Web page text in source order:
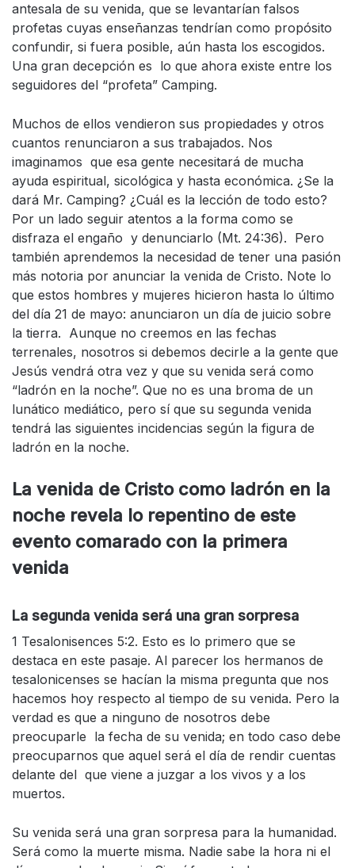
antesala de su venida, que se levantarían falsos
profetas cuyas enseñanzas tendrían como propósito
confundir, si fuera posible, aún hasta los escogidos.
Una gran decepción es lo que ahora existe entre los
seguidores del “profeta” Camping.
Muchos de ellos vendieron sus propiedades y otros
cuantos renunciaron a sus trabajados. Nos
imaginamos que esa gente necesitará de mucha
ayuda espiritual, sicológica y hasta económica. ¿Se la
dará Mr. Camping? ¿Cuál es la lección de todo esto?
Por un lado seguir atentos a la forma como se
disfraza el engaño y denunciarlo (Mt. 24:36). Pero
también aprendemos la necesidad de tener una pasión
más notoria por anunciar la venida de Cristo. Note lo
que estos hombres y mujeres hicieron hasta lo último
del día 21 de mayo: anunciaron un día de juicio sobre
la tierra. Aunque no creemos en las fechas
terrenales, nosotros si debemos decirle a la gente que
Jesús vendrá otra vez y que su venida será como
“ladrón en la noche”. Que no es una broma de un
lunático mediático, pero sí que su segunda venida
tendrá las siguientes incidencias según la figura de
ladrón en la noche.
La venida de Cristo como ladrón en la
noche revela lo repentino de este
evento comarado con la primera
venida
La segunda venida será una gran sorpresa
1 Tesalonisences 5:2. Esto es lo primero que se
destaca en este pasaje. Al parecer los hermanos de
tesalonicenses se hacían la misma pregunta que nos
hacemos hoy respecto al tiempo de su venida. Pero la
verdad es que a ninguno de nosotros debe
preocuparle la fecha de su venida; en todo caso debe
preocuparnos que aquel será el día de rendir cuentas
delante del que viene a juzgar a los vivos y a los
muertos.
Su venida será una gran sorpresa para la humanidad.
Será como la muerte misma. Nadie sabe la hora ni el